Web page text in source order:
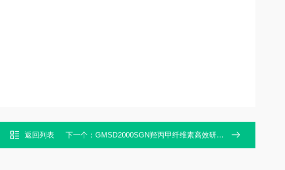
返回列表 下一个： GMSD2000SGN羟丙甲纤维素高效研磨分散机